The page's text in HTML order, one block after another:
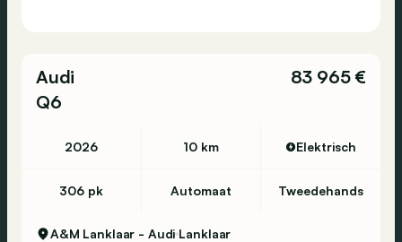
Audi
Q6
83 965 €
2026 10 km Elektrisch
306 pk Automaat Tweedehands
A&M Lanklaar - Audi Lanklaar